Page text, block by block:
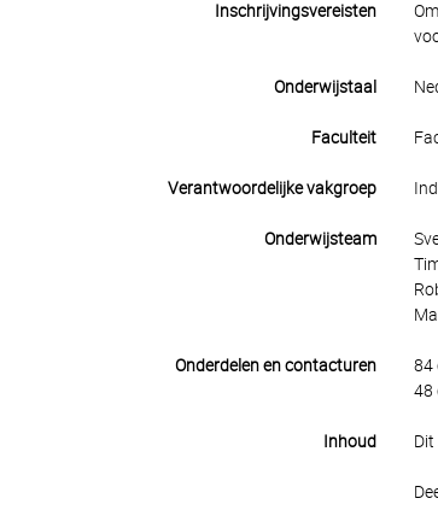
Inschrijvingsvereisten
Onderwijstaal
Faculteit
Verantwoordelijke vakgroep
Onderwijsteam
Onderdelen en contacturen
84
48
Inhoud